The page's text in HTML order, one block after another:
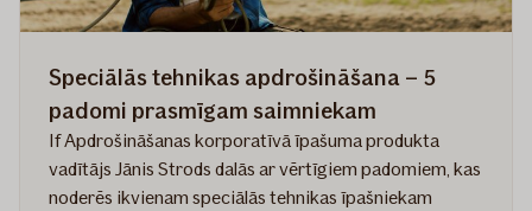
Speciālās tehnikas apdrošināšana – 5
padomi prasmīgam saimniekam
If Apdrošināšanas korporatīvā īpašuma produkta
vadītājs Jānis Strods dalās ar vērtīgiem padomiem, kas
noderēs ikvienam speciālās tehnikas īpašniekam